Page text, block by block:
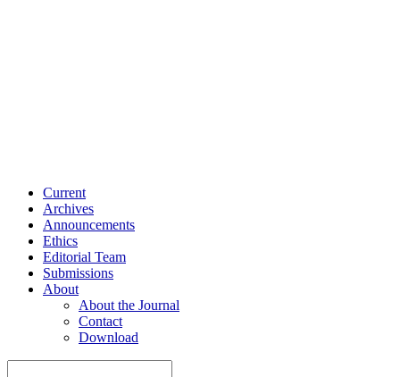
Current
Archives
Announcements
Ethics
Editorial Team
Submissions
About
About the Journal
Contact
Download